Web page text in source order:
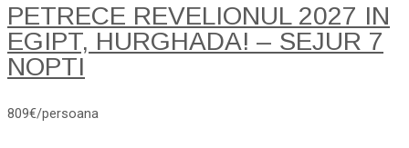
PETRECE REVELIONUL 2027 IN
EGIPT, HURGHADA! – SEJUR 7
NOPTI
809€/persoana